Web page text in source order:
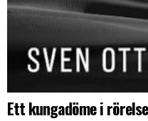
Ett kungadöme i